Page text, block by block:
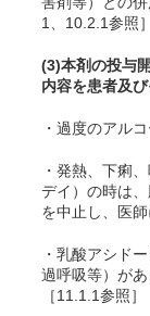
1、10.2.1参照］
(3)本剤の投与
内容を患者及
・過度のアル
・発熱、下痢
デイ）の時は
を中止し、医
・乳酸アシド
過呼吸等）が
［11.1.1参照］